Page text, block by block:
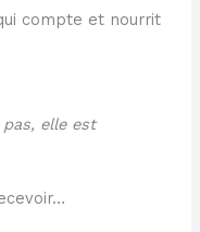
compte et nourrit
elle est